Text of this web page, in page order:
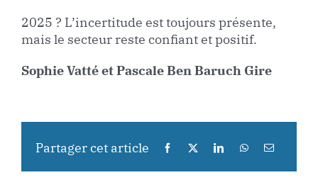
2025 ? L’incertitude est toujours présente,
mais le secteur reste confiant et positif.
Sophie Vatté et Pascale Ben Baruch Gire
Partager cet article